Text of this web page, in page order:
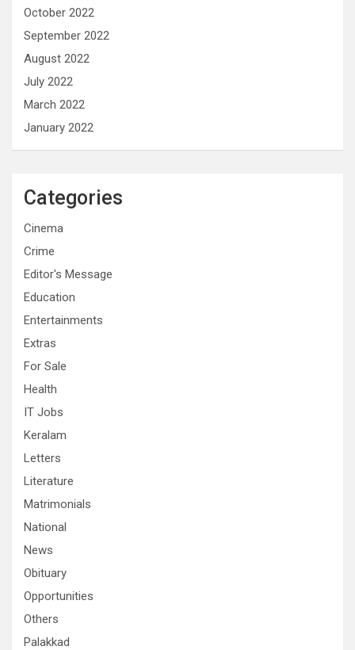
October 2022
September 2022
August 2022
July 2022
March 2022
January 2022
Categories
Cinema
Crime
Editor's Message
Education
Entertainments
Extras
For Sale
Health
IT Jobs
Keralam
Letters
Literature
Matrimonials
National
News
Obituary
Opportunities
Others
Palakkad